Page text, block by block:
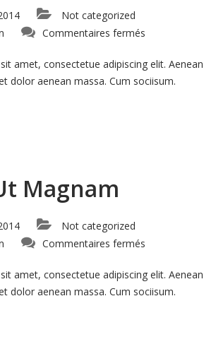
Not categorized
Commentaires fermés
Odit
amet, consectetue adipiscing elit. Aenean
dolor aenean massa. Cum sociisum.
Magnam
Not categorized
Commentaires fermés
Magnam
amet, consectetue adipiscing elit. Aenean
dolor aenean massa. Cum sociisum.